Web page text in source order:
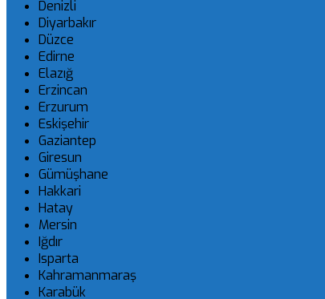
Denizli
Diyarbakır
Düzce
Edirne
Elazığ
Erzincan
Erzurum
Eskişehir
Gaziantep
Giresun
Gümüşhane
Hakkari
Hatay
Mersin
Iğdır
Isparta
Kahramanmaraş
Karabük